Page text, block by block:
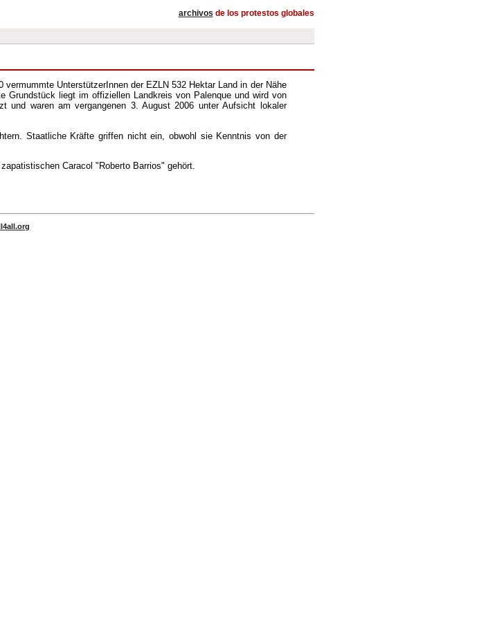
archivos de los protestos globales
UnterstützerInnen der EZLN 532 Hektar Land in der Nähe
Grundstück liegt im offiziellen Landkreis von Palenque und wird von
und waren am vergangenen 3. August 2006 unter Aufsicht lokaler
Staatliche Kräfte griffen nicht ein, obwohl sie Kenntnis von der
Caracol "Roberto Barrios" gehört.